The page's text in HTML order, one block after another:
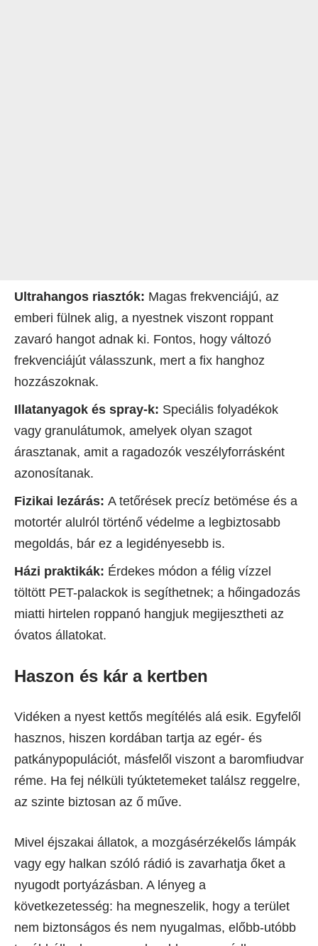
Ultrahangos riasztók: Magas frekvenciájú, az
emberi fülnek alig, a nyestnek viszont roppant
zavaró hangot adnak ki. Fontos, hogy változó
frekvenciájút válasszunk, mert a fix hanghoz
hozzászoknak.
Illatanyagok és spray-k: Speciális folyadékok
vagy granulátumok, amelyek olyan szagot
árasztanak, amit a ragadozók veszélyforrásként
azonosítanak.
Fizikai lezárás: A tetőrések precíz betömése és a
motortér alulról történő védelme a legbiztosabb
megoldás, bár ez a legidényesebb is.
Házi praktikák: Érdekes módon a félig vízzel
töltött PET-palackok is segíthetnek; a hőingadozás
miatti hirtelen roppanó hangjuk megijesztheti az
óvatos állatokat.
Haszon és kár a kertben
Vidéken a nyest kettős megítélés alá esik. Egyfelől
hasznos, hiszen kordában tartja az egér- és
patkánypopulációt, másfelől viszont a baromfiudvar
réme. Ha fej nélküli tyúktetemeket találsz reggelre,
az szinte biztosan az ő műve.
Mivel éjszakai állatok, a mozgásérzékelős lámpák
vagy egy halkan szóló rádió is zavarhatja őket a
nyugodt portyázásban. A lényeg a
következetesség: ha megneszelik, hogy a terület
nem biztonságos és nem nyugalmas, előbb-utóbb